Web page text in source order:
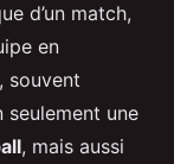
d’un match,
en
souvent
seulement une
, mais aussi